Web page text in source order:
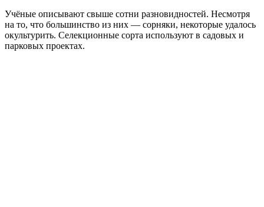
Учёные описывают свыше сотни разновидностей. Несмотря
на то, что большинство из них — сорняки, некоторые удалось
окультурить. Селекционные сорта используют в садовых и
парковых проектах.